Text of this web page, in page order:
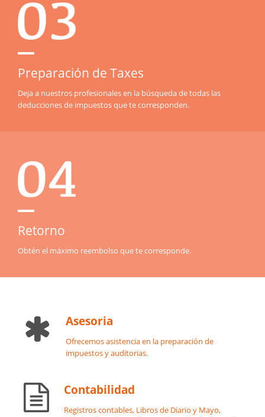
Preparación de Taxes
Deja a nuestros profesionales en la búsqueda de todas las
deducciones de impuestos que te corresponden.
Retorno
Obtén el máximo reembolso que te corresponde.
Asesoria
Ofrecemos asistencia en la preparación de
impuestos y auditorias.
Contabilidad
Registros contables, Libros de Diario y Mayo,